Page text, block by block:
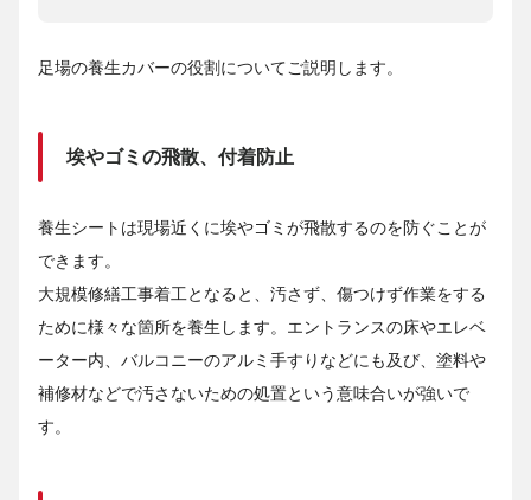
足場の養生カバーの役割についてご説明します。
埃やゴミの飛散、付着防止
養生シートは現場近くに埃やゴミが飛散するのを防ぐことが
できます。
大規模修繕工事着工となると、汚さず、傷つけず作業をする
ために様々な箇所を養生します。エントランスの床やエレベ
ーター内、バルコニーのアルミ手すりなどにも及び、塗料や
補修材などで汚さないための処置という意味合いが強いで
す。